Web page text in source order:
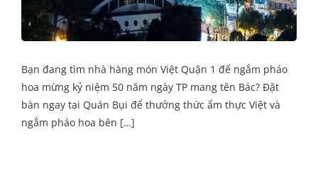
Bạn đang tìm nhà hàng món Việt Quận 1 để ngắm pháo
hoa mừng kỷ niệm 50 năm ngày TP mang tên Bác? Đặt
bàn ngay tại Quán Bụi để thưởng thức ẩm thực Việt và
ngắm pháo hoa bên […]